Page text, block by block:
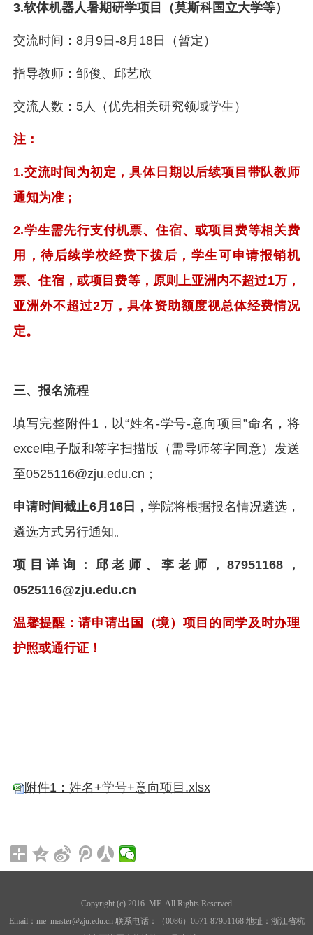
3.软体机器人暑期研学项目（莫斯科国立大学等）
交流时间：8月9日-8月18日（暂定）
指导教师：邹俊、邱艺欣
交流人数：5人（优先相关研究领域学生）
注：
1.交流时间为初定，具体日期以后续项目带队教师
通知为准；
2.学生需先行支付机票、住宿、或项目费等相关费
用，待后续学校经费下拨后，学生可申请报销机
票、住宿，或项目费等，原则上亚洲内不超过1万，
亚洲外不超过2万，具体资助额度视总体经费情况
定。
三、报名流程
填写完整附件1，以“姓名-学号-意向项目”命名，将
excel电子版和签字扫描版（需导师签字同意）发送
至0525116@zju.edu.cn；
申请时间截止6月16日， 学院将根据报名情况遴选，
遴选方式另行通知。
项目详询：邱老师、李老师，87951168，
0525116@zju.edu.cn
温馨提醒：请申请出国（境）项目的同学及时办理
护照或通行证！
附件1：姓名+学号+意向项目.xlsx
Copyright (c) 2016. ME. All Rights Reserved
Email：me_master@zju.edu.cn 联系电话：（0086）0571-87951168 地址：浙江省杭